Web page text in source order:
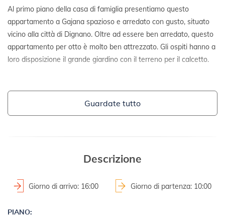
Al primo piano della casa di famiglia presentiamo questo
appartamento a Gajana spazioso e arredato con gusto, situato
vicino alla città di Dignano. Oltre ad essere ben arredato, questo
appartamento per otto è molto ben attrezzato. Gli ospiti hanno a
loro disposizione il grande giardino con il terreno per il calcetto.
- anno costruzione: 1967
TERRENI E STRUTTURE:
- barbecue
Guardate tutto
Descrizione
Giorno di arrivo: 16:00 Giorno di partenza: 10:00
PIANO: